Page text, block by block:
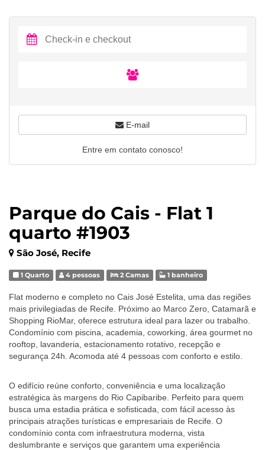
Parque do Cais - Flat 1
quarto #1903
São José, Recife
1 Quarto 4 pessoas 2 Camas 1 banheiro
Flat moderno e completo no Cais José Estelita, uma das regiões
mais privilegiadas de Recife. Próximo ao Marco Zero, Catamarã e
Shopping RioMar, oferece estrutura ideal para lazer ou trabalho.
Condomínio com piscina, academia, coworking, área gourmet no
rooftop, lavanderia, estacionamento rotativo, recepção e
segurança 24h. Acomoda até 4 pessoas com conforto e estilo.
O edifício reúne conforto, conveniência e uma localização
estratégica às margens do Rio Capibaribe. Perfeito para quem
busca uma estadia prática e sofisticada, com fácil acesso às
principais atrações turísticas e empresariais de Recife. O
condomínio conta com infraestrutura moderna, vista
deslumbrante e serviços que garantem uma experiência
E-mail
Entre em contato conosco!